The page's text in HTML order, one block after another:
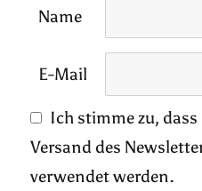
Name
E-Mail
Ich stimme zu,
Versand des
verwendet werden.